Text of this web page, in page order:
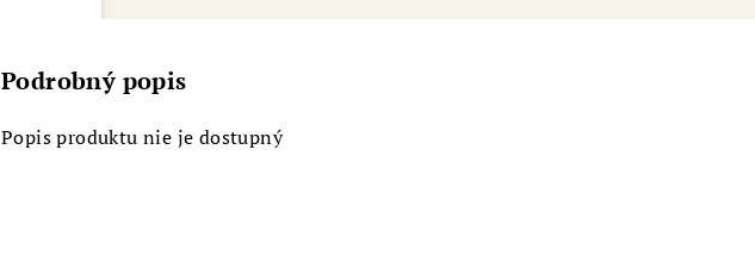
Podrobný popis
Popis produktu nie je dostupný